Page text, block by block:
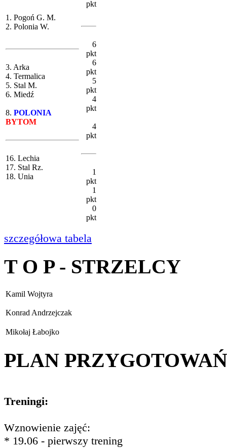
1. Pogoń G. M.
2. Polonia W.
3. Arka
4. Termalica
5. Stal M.
6. Miedź
8. POLONIA
BYTOM
16. Lechia
17. Stal Rz.
18. Unia
pkt
6
pkt
6
pkt
5
pkt
4
pkt
4
pkt
1
pkt
1
pkt
0
pkt
szczegółowa tabela
T O P - STRZELCY
Kamil Wojtyra
Konrad Andrzejczak
Mikołaj Łabojko
PLAN PRZYGOTOWAŃ
Treningi:
Wznowienie zajęć:
* 19.06 - pierwszy trening